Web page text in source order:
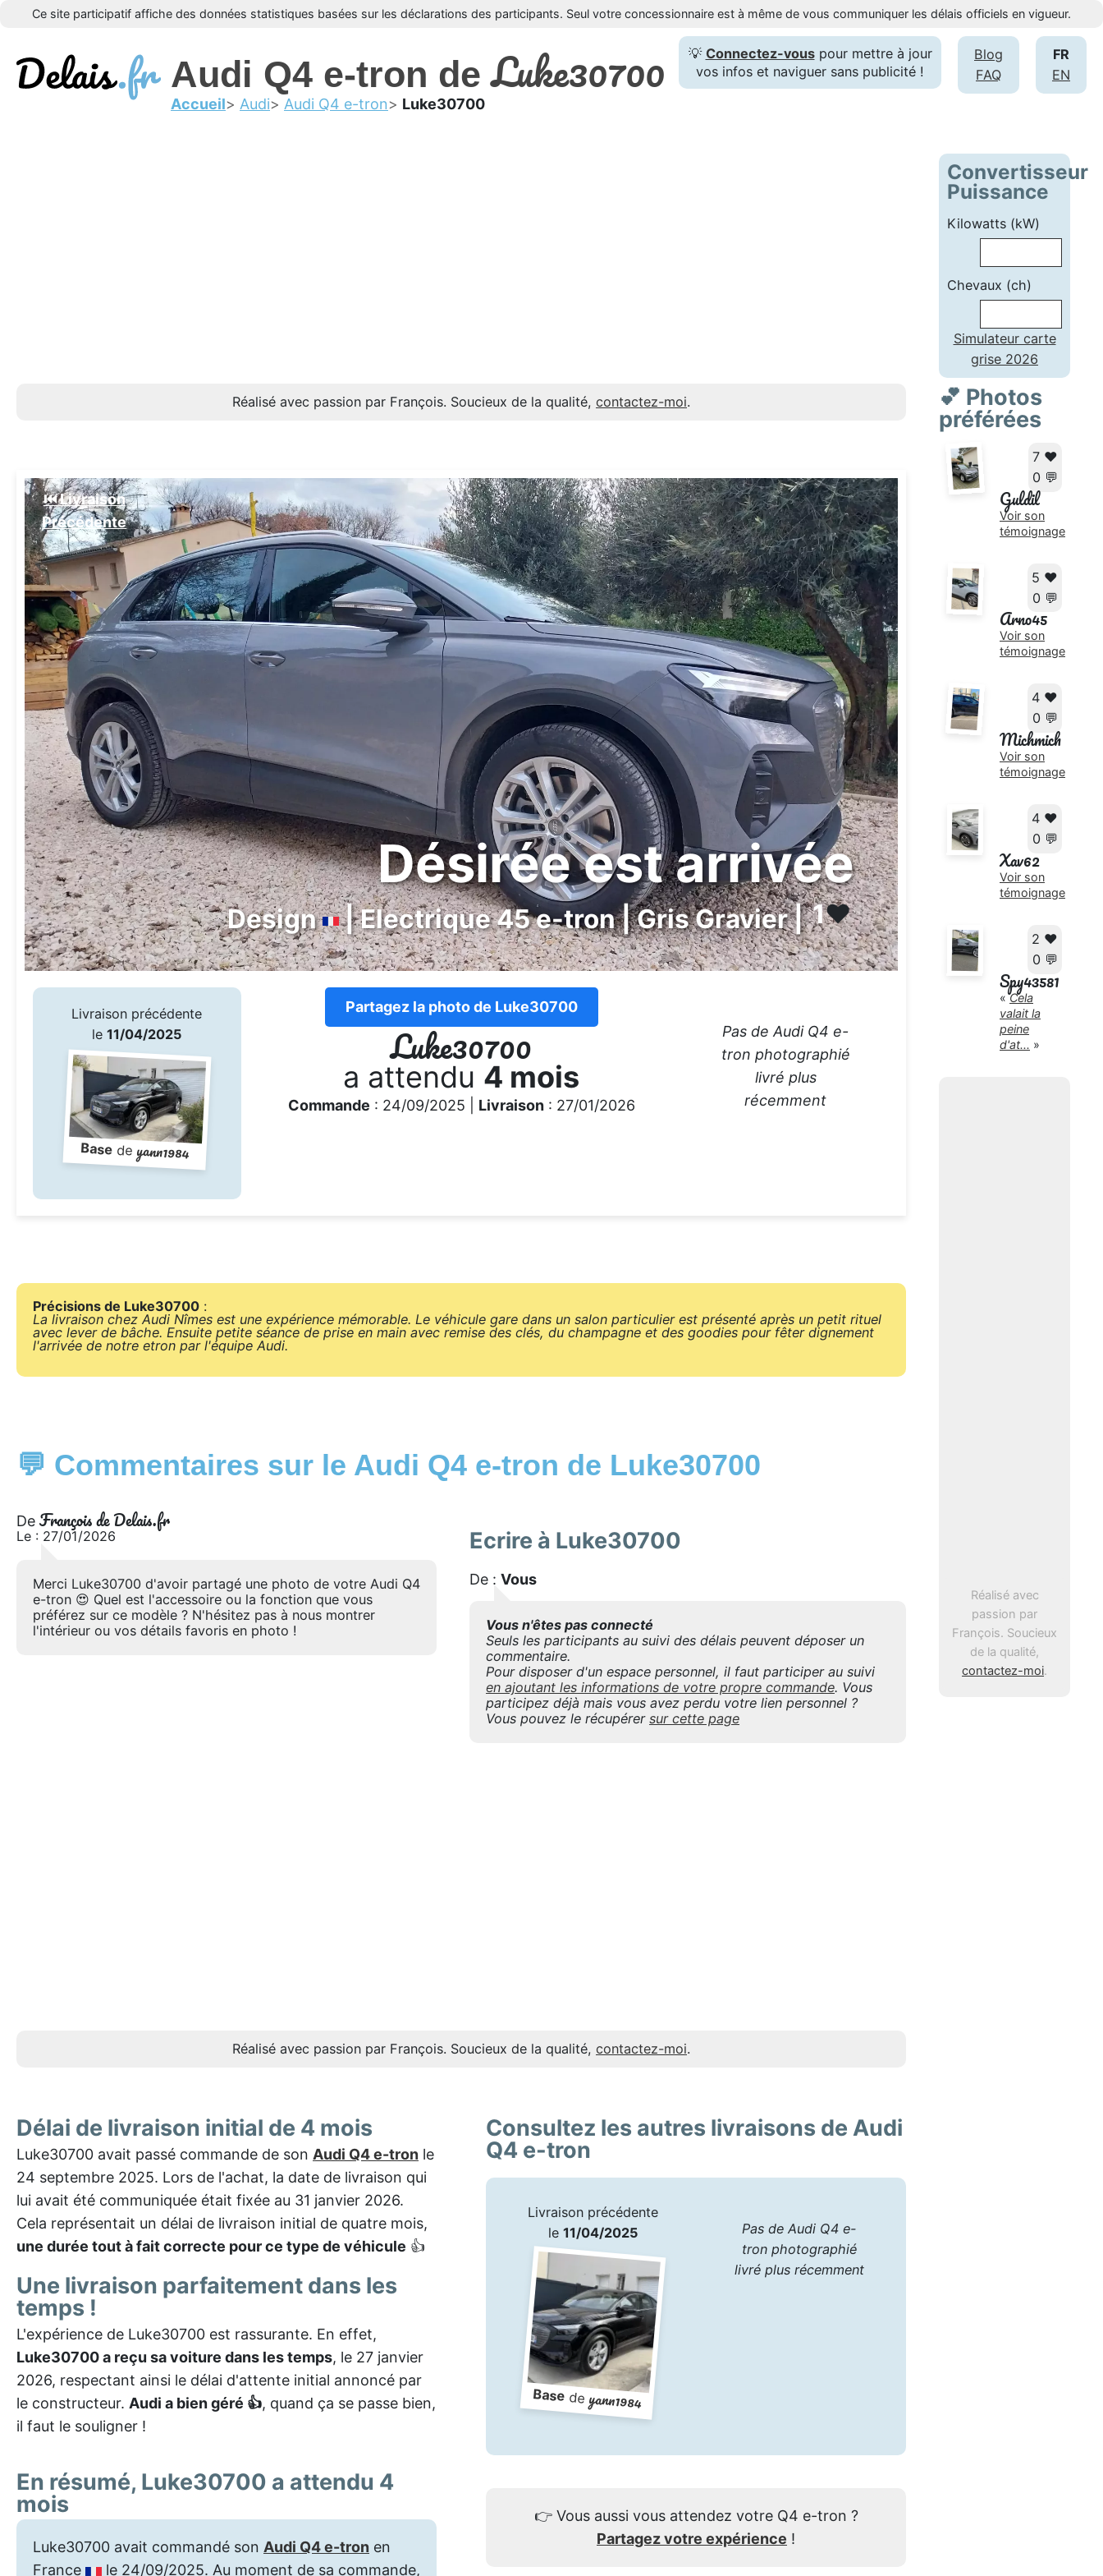
Ce site participatif affiche des données statistiques basées sur les déclarations des participants. Seul votre concessionnaire est à même de vous communiquer les délais officiels en vigueur.
FR
EN
Blog
FAQ
💡 Connectez-vouspour mettre à jour
vos infos et naviguer sans publicité !
Audi Q4 e-tron deLuke30700
Accueil Audi Audi Q4 e-tron Luke30700
Convertisseur
Puissance
Kilowatts (kW)
Chevaux (ch)
Simulateur carte
grise 2026
💕 Photos
préférées
7 ❤️
0 💬
Guldil
Voir son
témoignage
5 ❤️
0 💬
Arno45
Voir son
témoignage
4 ❤️
0 💬
Michmich
Voir son
témoignage
4 ❤️
0 💬
Xav62
Voir son
témoignage
2 ❤️
0 💬
Spy43581
«Cela
valait la
peine
d'at... »
Réalisé avec
passion par
François. Soucieux
de la qualité,
contactez-moi.
Réalisé avec passion par François. Soucieux de la qualité, contactez-moi.
⏮️ Livraison
Précédente
Désirée est arrivée
Design | Electrique 45 e-tron | Gris Gravier |1❤️
Livraison précédente
le11/04/2025
Basede yann1984
Partagez la photo de Luke30700
Luke30700
a attendu 4 mois
Commande : 24/09/2025 | Livraison: 27/01/2026
Pas de Audi Q4 e-
tron photographié
livré plus
récemment
Précisions de Luke30700 :
La livraison chez Audi Nîmes est une expérience mémorable. Le véhicule gare dans un salon particulier est présenté après un petit rituel
avec lever de bâche. Ensuite petite séance de prise en main avec remise des clés, du champagne et des goodies pour fêter dignement
l'arrivée de notre etron par l'équipe Audi.
💬 Commentaires sur le Audi Q4 e-tron de Luke30700
De François de Delais.fr
Le : 27/01/2026
Merci Luke30700 d'avoir partagé une photo de votre Audi Q4
e-tron 😍 Quel est l'accessoire ou la fonction que vous
préférez sur ce modèle ? N'hésitez pas à nous montrer
l'intérieur ou vos détails favoris en photo !
Ecrire à Luke30700
De : Vous
Vous n'êtes pas connecté
Seuls les participants au suivi des délais peuvent déposer un
commentaire.
Pour disposer d'un espace personnel, il faut participer au suivi
en ajoutant les informations de votre propre commande. Vous
participez déjà mais vous avez perdu votre lien personnel ?
Vous pouvez le récupérer sur cette page
Réalisé avec passion par François. Soucieux de la qualité, contactez-moi.
Délai de livraison initial de 4 mois
Luke30700 avait passé commande de son Audi Q4 e-tron le
24 septembre 2025. Lors de l'achat, la date de livraison qui
lui avait été communiquée était fixée au 31 janvier 2026.
Cela représentait un délai de livraison initial de quatre mois,
une durée tout à fait correcte pour ce type de véhicule 👍
Une livraison parfaitement dans les
temps !
L'expérience de Luke30700 est rassurante. En effet,
Luke30700 a reçu sa voiture dans les temps, le 27 janvier
2026, respectant ainsi le délai d'attente initial annoncé par
le constructeur. Audi a bien géré 👍, quand ça se passe bien,
il faut le souligner !
En résumé, Luke30700 a attendu 4
mois
Luke30700 avait commandé son Audi Q4 e-tron en
France
le 24/09/2025. Au moment de sa commande,
Consultez les autres livraisons de Audi
Q4 e-tron
Livraison précédente
le 11/04/2025
Basedeyann1984
Pas de Audi Q4 e-
tron photographié
livré plus récemment
👉Vous aussi vous attendez votre Q4 e-tron ?
Partagez votre expérience !